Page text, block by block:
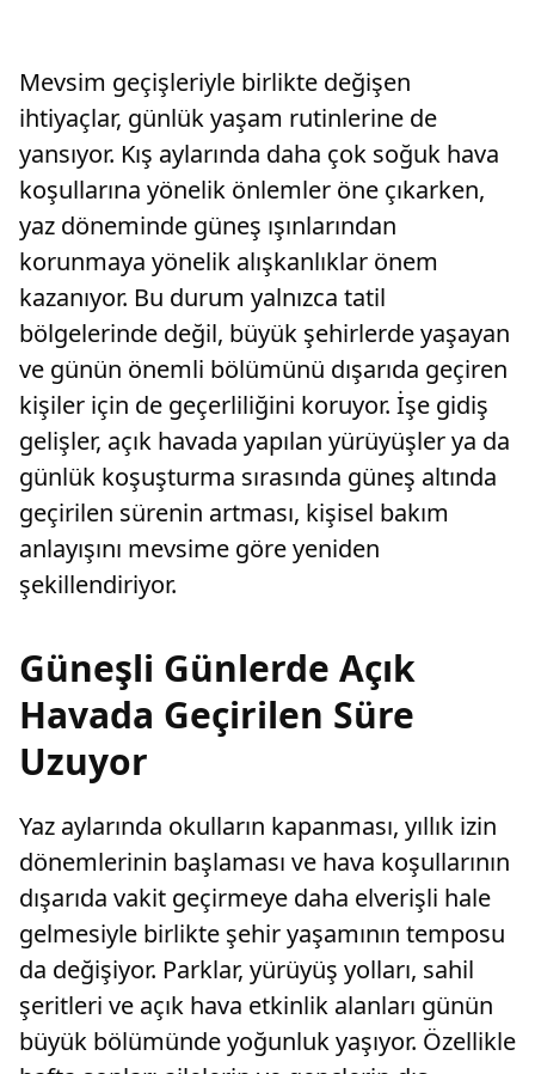
Mevsim geçişleriyle birlikte değişen
ihtiyaçlar, günlük yaşam rutinlerine de
yansıyor. Kış aylarında daha çok soğuk hava
koşullarına yönelik önlemler öne çıkarken,
yaz döneminde güneş ışınlarından
korunmaya yönelik alışkanlıklar önem
kazanıyor. Bu durum yalnızca tatil
bölgelerinde değil, büyük şehirlerde yaşayan
ve günün önemli bölümünü dışarıda geçiren
kişiler için de geçerliliğini koruyor. İşe gidiş
gelişler, açık havada yapılan yürüyüşler ya da
günlük koşuşturma sırasında güneş altında
geçirilen sürenin artması, kişisel bakım
anlayışını mevsime göre yeniden
şekillendiriyor.
Güneşli Günlerde Açık
Havada Geçirilen Süre
Uzuyor
Yaz aylarında okulların kapanması, yıllık izin
dönemlerinin başlaması ve hava koşullarının
dışarıda vakit geçirmeye daha elverişli hale
gelmesiyle birlikte şehir yaşamının temposu
da değişiyor. Parklar, yürüyüş yolları, sahil
şeritleri ve açık hava etkinlik alanları günün
büyük bölümünde yoğunluk yaşıyor. Özellikle